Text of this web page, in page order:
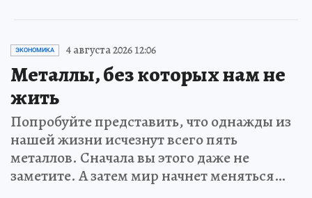
ЭКОНОМИКА 4 августа 2026 12:06
Металлы, без которых нам не
жить
Попробуйте представить, что однажды из
нашей жизни исчезнут всего пять
металлов. Сначала вы этого даже не
заметите. А затем мир начнет меняться…